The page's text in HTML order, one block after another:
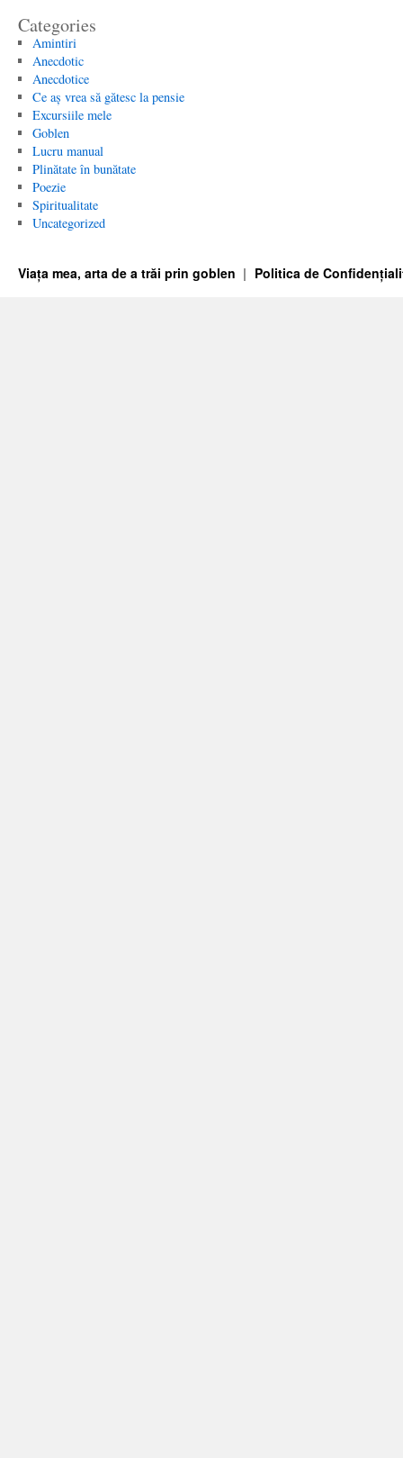
Categories
Amintiri
Anecdotic
Anecdotice
Ce aș vrea să gătesc la pensie
Excursiile mele
Goblen
Lucru manual
Plinătate în bunătate
Poezie
Spiritualitate
Uncategorized
Viața mea, arta de a trăi prin goblen Politica de